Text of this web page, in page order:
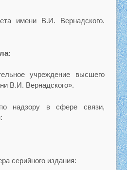
имени В.И. Вернадского.
учреждение высшего
В.И. Вернадского».
надзору в сфере связи,
серийного издания: